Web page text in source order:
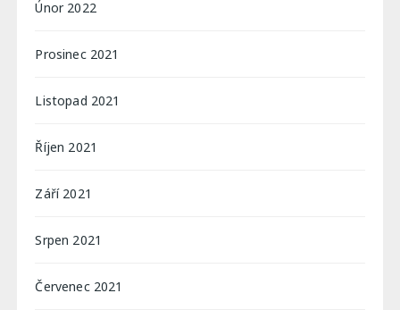
Únor 2022
Prosinec 2021
Listopad 2021
Říjen 2021
Září 2021
Srpen 2021
Červenec 2021